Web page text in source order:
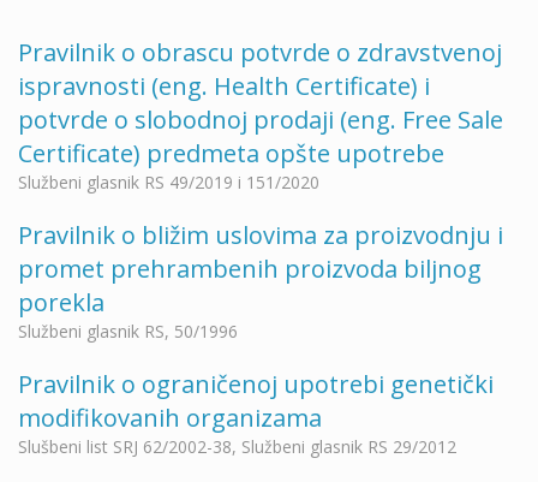
Pravilnik o obrascu potvrde o zdravstvenoj
ispravnosti (eng. Health Certificate) i
potvrde o slobodnoj prodaji (eng. Free Sale
Certificate) predmeta opšte upotrebe
Službeni glasnik RS 49/2019 i 151/2020
Pravilnik o bližim uslovima za proizvodnju i
promet prehrambenih proizvoda bilјnog
porekla
Službeni glasnik RS, 50/1996
Pravilnik o ograničenoj upotrebi genetički
modifikovanih organizama
Slušbeni list SRJ 62/2002-38, Službeni glasnik RS 29/2012